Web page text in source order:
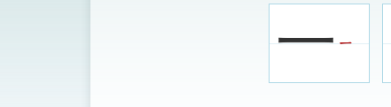
圖
圖
圖
一ㄧ